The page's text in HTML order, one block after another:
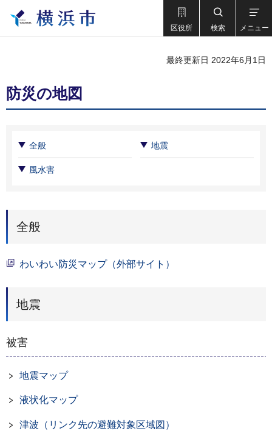
区役所 検索 メニュー
最終更新日 2022年6月1日
防災の地図
全般 地震
風水害
全般
わいわい防災マップ（外部サイト）
地震
被害
地震マップ
液状化マップ
津波（リンク先の避難対象区域図）